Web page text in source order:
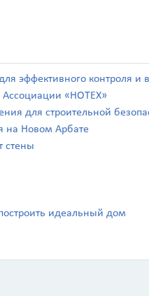
эффективного контроля и
Ассоциации «НОТЕХ»
для строительной
на Новом Арбате
стены
идеальный дом